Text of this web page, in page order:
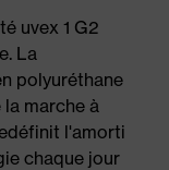
uvex 1 G2
La
polyuréthane
marche à
l'amorti
chaque jour